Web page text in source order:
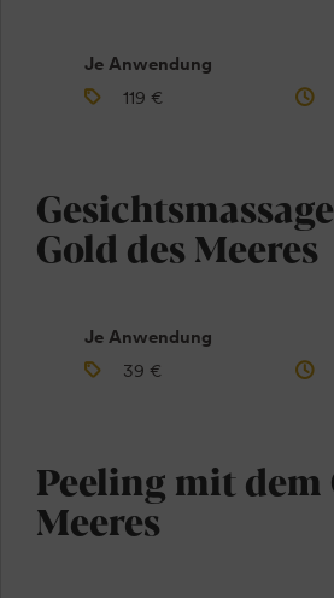
Je Anwendung
119 €
Gold des Meeres
Je Anwendung
39 €
Peeling mit dem
Meeres